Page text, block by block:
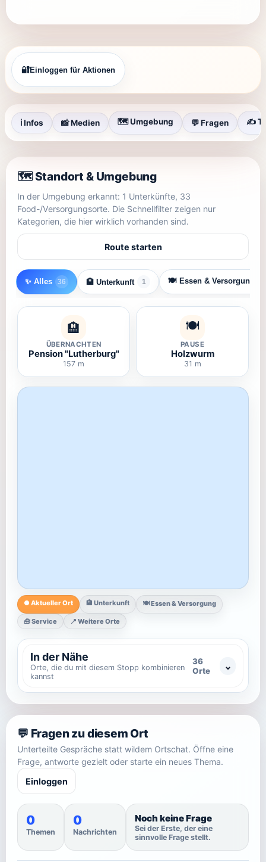
🔐Einloggen für Aktionen
ℹ️ Infos 📸 Medien 🗺️ Umgebung 💬 Fragen ✍️
🗺️ Standort & Umgebung
In der Umgebung erkannt: 1 Unterkünfte, 33
Food-/Versorgungsorte. Die Schnellfilter zeigen nur
Kategorien, die hier wirklich vorhanden sind.
Route starten
✨ Alles 36 🏨 Unterkunft 1 🍽️ Essen & Versorgung
🏨
ÜBERNACHTEN
Pension "Lutherburg"
157 m
🍽️
PAUSE
Holzwurm
31 m
● Aktueller Ort 🏨 Unterkunft 🍽️ Essen & Versorgung
🧰 Service 📍 Weitere Orte
In der Nähe
Orte, die du mit diesem Stopp kombinieren
kannst
36
Orte
💬 Fragen zu diesem Ort
Unterteilte Gespräche statt wildem Ortschat. Öffne eine
Frage, antworte gezielt oder starte ein neues Thema.
Einloggen
0
Themen
0
Nachrichten
Noch keine Frage
Sei der Erste, der eine
sinnvolle Frage stellt.